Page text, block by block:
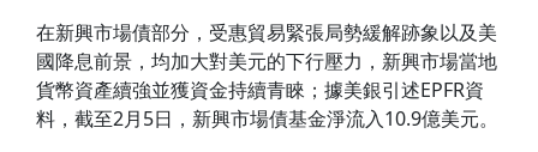
在新興市場債部分，受惠貿易緊張局勢緩解跡象以及美
國降息前景，均加大對美元的下行壓力，新興市場當地
貨幣資產續強並獲資金持續青睞；據美銀引述EPFR資
料，截至2月5日，新興市場債基金淨流入10.9億美元。